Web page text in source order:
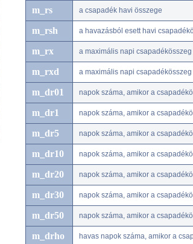
m_rs a csapadék havi összege
m_rsh a havazásból esett havi
m_rx a maximális napi
m_rxd a maximális napi
m_dr01 napok száma, amikor a
m_dr1 napok száma, amikor a
m_dr5 napok száma, amikor a
m_dr10 napok száma, amikor a
m_dr20 napok száma, amikor a
m_dr30 napok száma, amikor a
m_dr50 napok száma, amikor a
m_drho havas napok száma, amikor a